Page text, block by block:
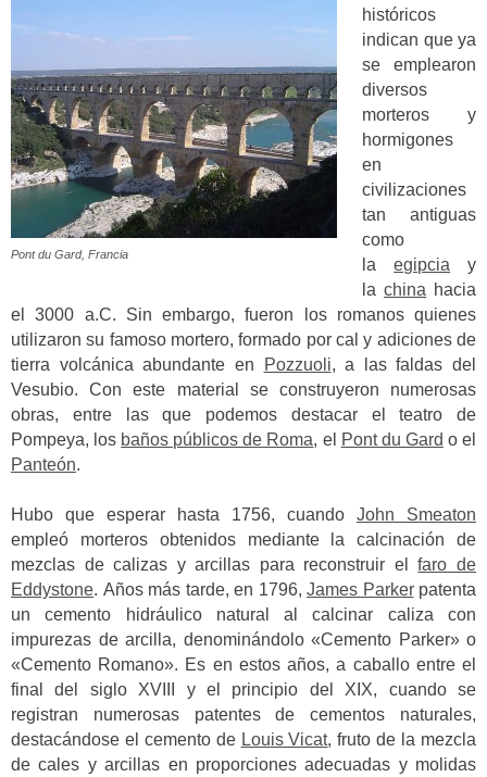
Pont du Gard, Francia
históricos
indican que ya
se emplearon
diversos
morteros y
hormigones
en
civilizaciones
tan antiguas
como
laegipcia y
lachina hacia
el 3000 a.C. Sin embargo, fueron los romanos quienes
utilizaron su famoso mortero, formado por cal y adiciones de
tierra volcánica abundante en
Pozzuoli, a las faldas del
Vesubio. Con este material se construyeron numerosas
obras, entre las que podemos destacar el teatro de
Pompeya, los baños públicos de Roma, el Pont du Gard o el
Panteón.
Hubo que esperar hasta 1756, cuando John Smeaton
empleó morteros obtenidos mediante la calcinación de
mezclas de calizas y arcillas para reconstruir elfaro de
Eddystone. Años más tarde, en 1796, James Parkerpatenta
un cemento hidráulico natural al calcinar caliza con
impurezas de arcilla, denominándolo «Cemento Parker» o
«Cemento Romano». Es en estos años, a caballo entre el
final del siglo XVIII y el principio del XIX, cuando se
registran numerosas patentes de cementos naturales,
destacándose el cemento de Louis Vicat, fruto de la mezcla
de cales y arcillas en proporciones adecuadas y molidas